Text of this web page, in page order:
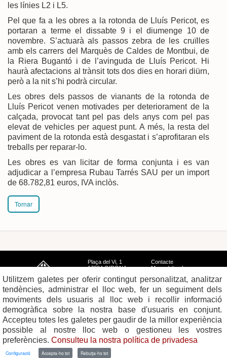
les línies L2 i L5.
Pel que fa a les obres a la rotonda de Lluís Pericot, es
portaran a terme el dissabte 9 i el diumenge 10 de
novembre. S’actuarà als passos zebra de les cruïlles
amb els carrers del Marquès de Caldes de Montbui, de
la Riera Bugantó i de l’avinguda de Lluís Pericot. Hi
haurà afectacions al trànsit tots dos dies en horari diürn,
però a la nit s’hi podrà circular.
Les obres dels passos de vianants de la rotonda de
Lluís Pericot venen motivades per deteriorament de la
calçada, provocat tant pel pas dels anys com pel pas
elevat de vehicles per aquest punt. A més, la resta del
paviment de la rotonda està desgastat i s’aprofitaran els
treballs per reparar-lo.
Les obres es van licitar de forma conjunta i es van
adjudicar a l’empresa Rubau Tarrés SAU per un import
de 68.782,81 euros, IVA inclòs.
Tornar
Plaça del Vi, 1
17004 GIRONA
Contacte
Mapa del web
Avís legal
Utilitzem galetes per oferir contingut personalitzat, analitzar
tendències, administrar el lloc web, fer un seguiment dels
moviments dels usuaris al lloc web i recollir informació
demogràfica sobre la nostra base d'usuaris en conjunt.
Accepteu totes les galetes per gaudir de la millor experiència
possible al nostre lloc web o gestioneu les vostres
preferències. Consulteu la nostra política de privadesa
Configuració Accepta-ho tot Rebutja-ho tot